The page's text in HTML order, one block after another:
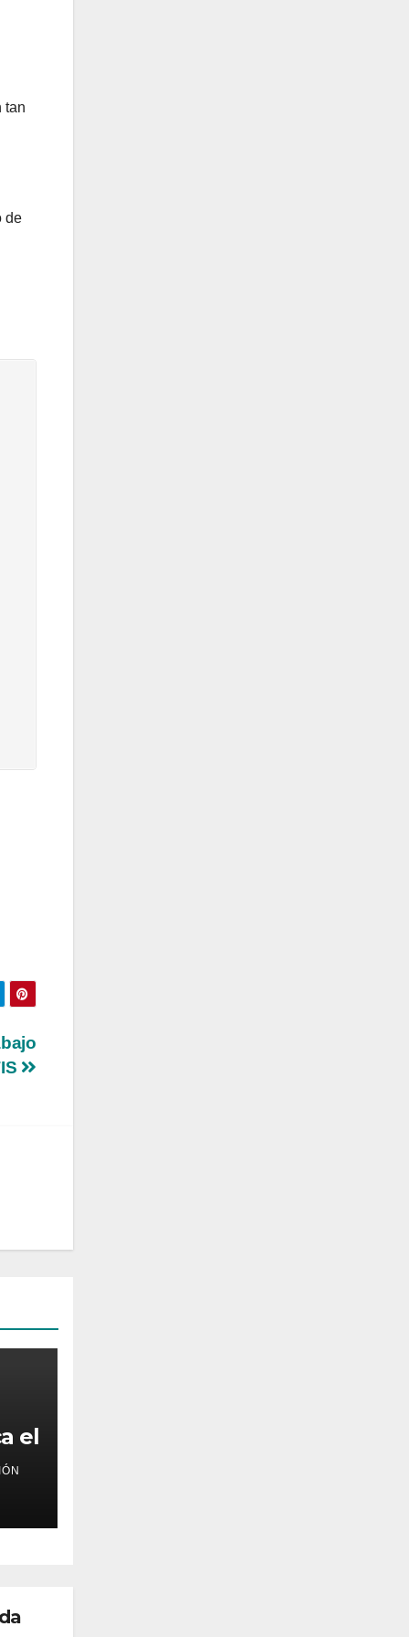
tan
de
el